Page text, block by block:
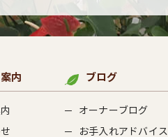
内 ブログ
オーナーブログ
お手入れアドバイス